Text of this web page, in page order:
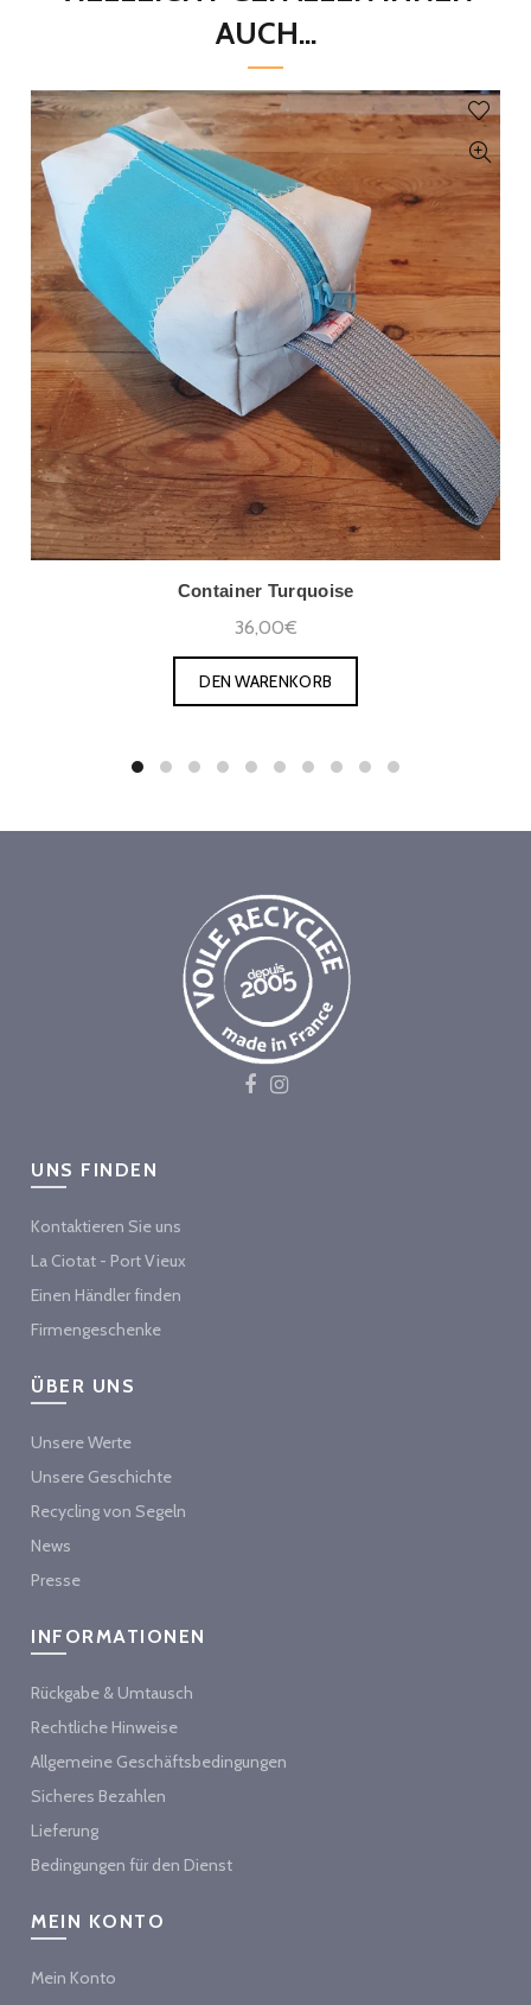
AUCH...
Container Turquoise
36,00€
DEN WARENKORB
UNS FINDEN
Kontaktieren Sie uns
La Ciotat - Port Vieux
Einen Händler finden
Firmengeschenke
ÜBER UNS
Unsere Werte
Unsere Geschichte
Recycling von Segeln
News
Presse
INFORMATIONEN
Rückgabe & Umtausch
Rechtliche Hinweise
Allgemeine Geschäftsbedingungen
Sicheres Bezahlen
Lieferung
Bedingungen für den Dienst
MEIN KONTO
Mein Konto